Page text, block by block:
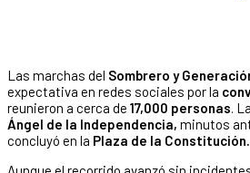
Las marchas del Sombrero y
expectativa en redes sociales por la
reunieron a cerca de 17,000 personas.
Ángel de la Independencia, minutos
concluyó en la Plaza de la Constitución.